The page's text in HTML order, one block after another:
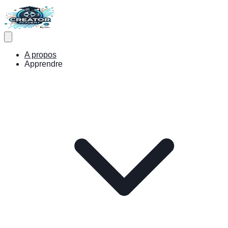
A propos
Apprendre